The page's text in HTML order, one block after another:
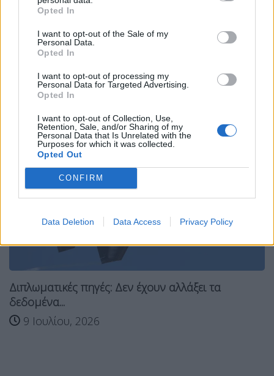
Opted In
I want to opt-out of the Sale of my
Personal Data.
Opted In
I want to opt-out of processing my
Personal Data for Targeted Advertising.
Opted In
I want to opt-out of Collection, Use,
Retention, Sale, and/or Sharing of my
Personal Data that Is Unrelated with the
Purposes for which it was collected.
Opted Out
CONFIRM
Data Deletion Data Access Privacy Policy
Tags: λεωφορείο Οδηγός Τουρκία
ύπνος
Σχετικά Άρθρα
Διπλωματικές πηγές: Δεν έχουν αλλάξει τα
δεδομένα...
9 Ιουλίου, 2026